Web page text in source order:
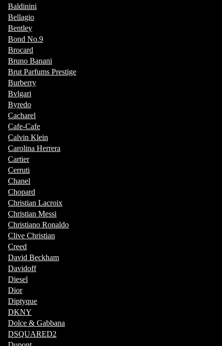
Baldinini
Bellagio
Bentley
Bond No.9
Brocard
Bruno Banani
Brut Parfums Prestige
Burberry
Bvlgari
Byredo
Cacharel
Cafe-Cafe
Calvin Klein
Carolina Herrera
Cartier
Cerruti
Chanel
Chopard
Christian Lacroix
Christian Messi
Christiano Ronaldo
Clive Christian
Creed
David Beckham
Davidoff
Diesel
Dior
Diptyque
DKNY
Dolce & Gabbana
DSQUARED2